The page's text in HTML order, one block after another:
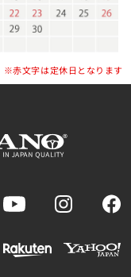
※赤文字は定休日となります